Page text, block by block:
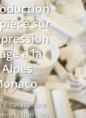
sur
à la
sur mesure
dans les